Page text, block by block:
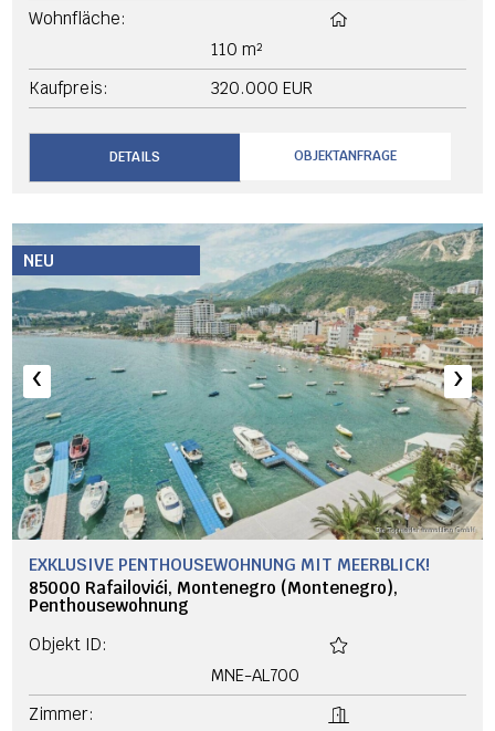
Wohnfläche:
110 m²
Kaufpreis:
320.000 EUR
DETAILS OBJEKTANFRAGE
‹ ›
NEU
EXKLUSIVE PENTHOUSEWOHNUNG MIT MEERBLICK!
85000 Rafailovići, Montenegro (Montenegro),
Penthousewohnung
Objekt ID:
MNE-AL700
Zimmer: